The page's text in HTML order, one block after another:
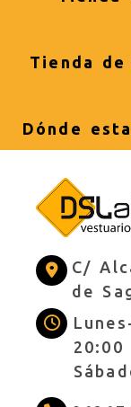
Tienda
Dónde
C/
de
20:00